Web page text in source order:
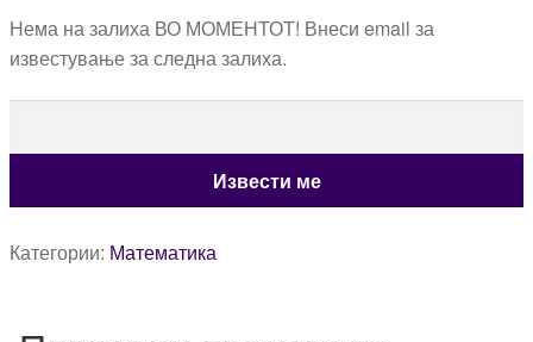
Нема на залиха ВО МОМЕНТОТ! Внеси email за
известување за следна залиха.
Категории: Математика